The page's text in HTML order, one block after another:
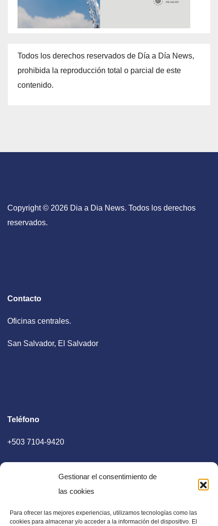
Gestionar el consentimiento de
las cookies
Para ofrecer las mejores experiencias, utilizamos tecnologías como las
cookies para almacenar y/o acceder a la información del dispositivo. El
Todos los derechos reservados de Día a Día News,
prohibida la reproducción total o parcial de este
contenido.
Copyright © 2026 Dia a Dia News. Todos los derechos
reservados.
Contacto
Oficinas centrales.
San Salvador, El Salvador
Teléfono
+503 7104-9420
E-mail